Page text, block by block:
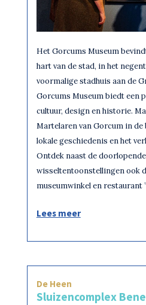
Het Gorcums Museum
hart van de stad, in het
voormalige stadhuis aan de
Gorcums Museum biedt een
cultuur, design en historie.
Martelaren van Gorcum in
lokale geschiedenis en het
Ontdek naast de
wisseltentoonstellingen ook
museumwinkel en restaurant
Lees meer
De Heen
Sluizencomplex